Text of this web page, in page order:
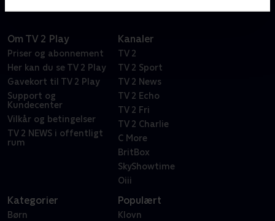
Om TV 2 Play
Priser og abonnement
Her kan du se TV 2 Play
Gavekort til TV 2 Play
Support og
Kundecenter
Vilkår og betingelser
TV 2 NEWS i offentligt
rum
Kanaler
TV 2
TV 2 Sport
TV 2 News
TV 2 Echo
TV 2 Fri
TV 2 Charlie
C More
BritBox
SkyShowtime
Oiii
Kategorier
Børn
Populært
Klovn